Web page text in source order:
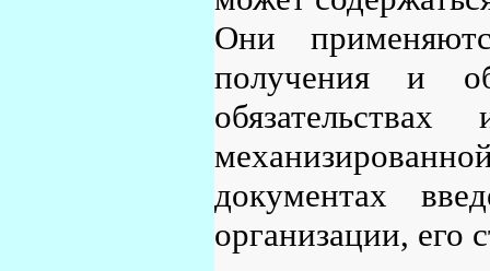
Они
получения и
документах
организации, его